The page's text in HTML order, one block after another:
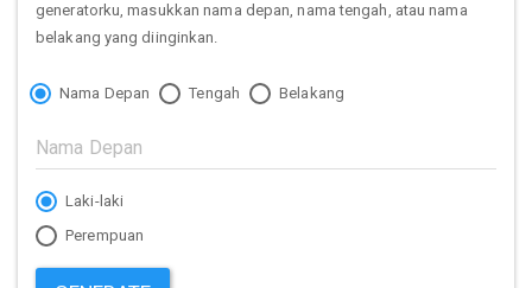
generatorku, masukkan nama depan, nama tengah, atau nama
belakang yang diinginkan.
Nama Depan Tengah Belakang
Laki-laki
Perempuan